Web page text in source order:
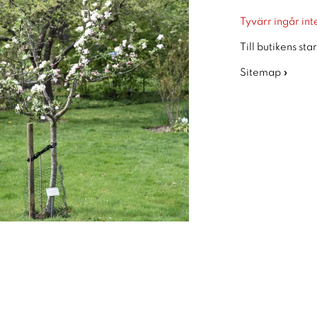
Tyvärr ingår
Till butikens
Sitemap »